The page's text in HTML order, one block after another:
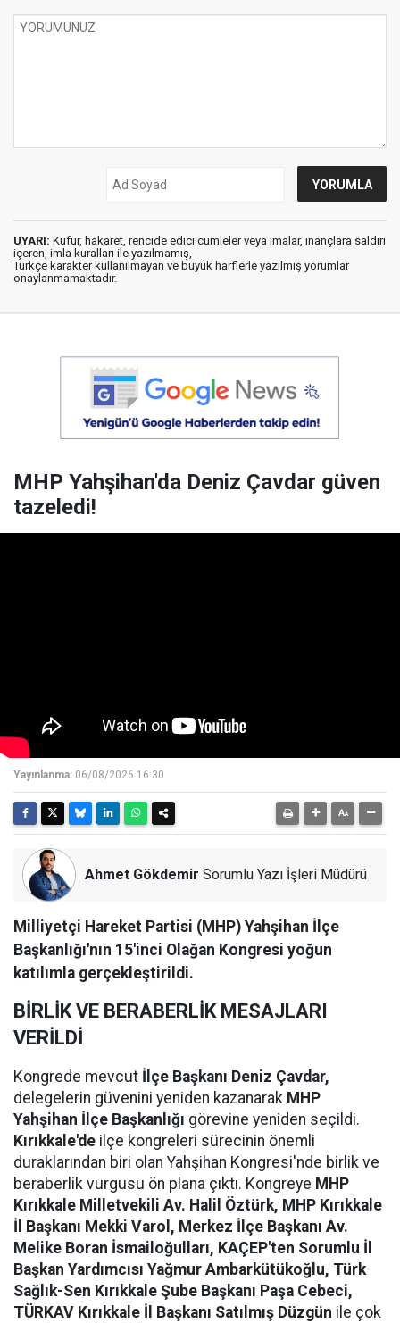
UYARI: Küfür, hakaret, rencide edici cümleler veya imalar, inançlara saldırı
içeren, imla kuralları ile yazılmamış,
Türkçe karakter kullanılmayan ve büyük harflerle yazılmış yorumlar
onaylanmamaktadır.
MHP Yahşihan'da Deniz Çavdar güven
tazeledi!
Yayınlanma: 06/08/2026 16:30
Ahmet Gökdemir Sorumlu Yazı İşleri Müdürü
Milliyetçi Hareket Partisi (MHP) Yahşihan İlçe
Başkanlığı'nın 15'inci Olağan Kongresi yoğun
katılımla gerçekleştirildi.
BİRLİK VE BERABERLİK MESAJLARI
VERİLDİ
Kongrede mevcut İlçe Başkanı Deniz Çavdar,
delegelerin güvenini yeniden kazanarak MHP
Yahşihan İlçe Başkanlığı görevine yeniden seçildi.
Kırıkkale'de ilçe kongreleri sürecinin önemli
duraklarından biri olan Yahşihan Kongresi'nde birlik ve
beraberlik vurgusu ön plana çıktı. Kongreye MHP
Kırıkkale Milletvekili Av. Halil Öztürk, MHP Kırıkkale
İl Başkanı Mekki Varol, Merkez İlçe Başkanı Av.
Melike Boran İsmailoğulları, KAÇEP'ten Sorumlu İl
Başkan Yardımcısı Yağmur Ambarkütükoğlu, Türk
Sağlık-Sen Kırıkkale Şube Başkanı Paşa Cebeci,
TÜRKAV Kırıkkale İl Başkanı Satılmış Düzgün ile çok